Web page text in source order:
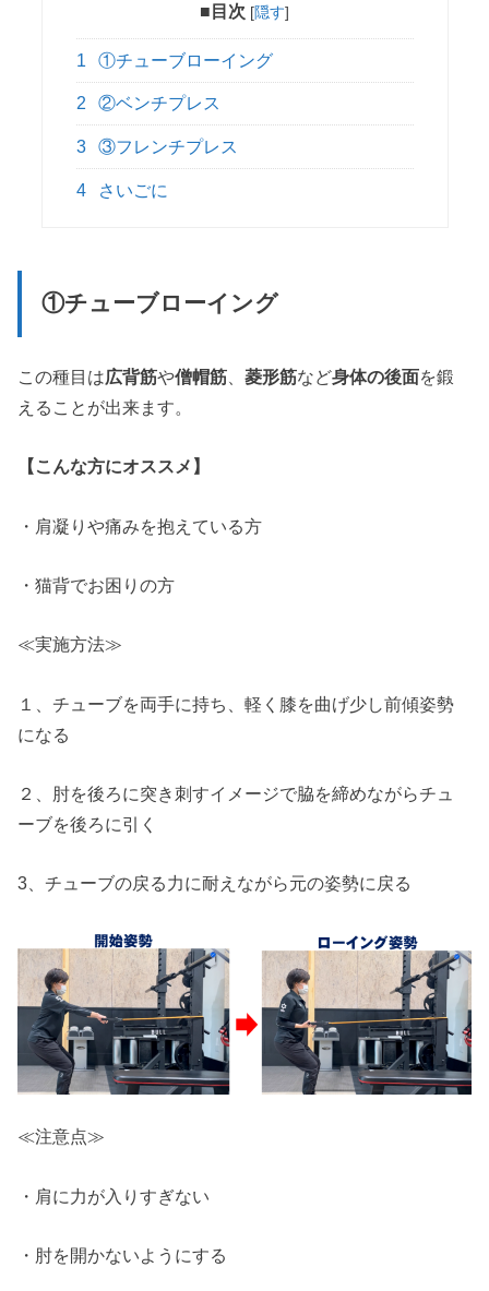
■目次 [隠す]
1 ①チューブローイング
2 ②ベンチプレス
3 ③フレンチプレス
4 さいごに
①チューブローイング
この種目は広背筋や僧帽筋 、菱形筋など身体の後面を鍛
えることが出来ます。
【こんな方にオススメ】
・肩凝りや痛みを抱えている方
・猫背でお困りの方
≪実施方法≫
１、チューブを両手に持ち、軽く膝を曲げ少し前傾姿勢
になる
２、肘を後ろに突き刺すイメージで脇を締めながらチュ
ーブを後ろに引く
3、チューブの戻る力に耐えながら元の姿勢に戻る
≪注意点≫
・肩に力が入りすぎない
・肘を開かないようにする